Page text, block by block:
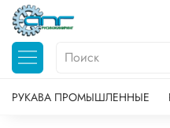
РУКАВА ПРОМЫШЛЕННЫЕ